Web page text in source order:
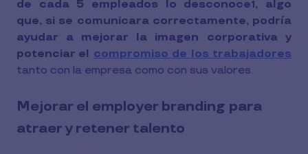
de cada 5 empleados lo desconoce1 , algo
que, si se comunicara correctamente, podría
ayudar a mejorar la imagen corporativa y
potenciar el compromiso de los trabajadores
tanto con la empresa como con sus valores.
Mejorar el employer branding para
atraer y retener talento